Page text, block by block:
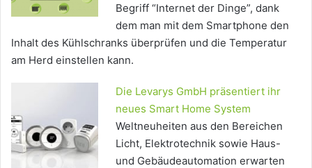
Begriff “Internet der Dinge”, dank
dem man mit dem Smartphone den
Inhalt des Kühlschranks überprüfen und die Temperatur
am Herd einstellen kann.
Die Levarys GmbH präsentiert ihr
neues Smart Home System
Weltneuheiten aus den Bereichen
Licht, Elektrotechnik sowie Haus-
und Gebäudeautomation erwarten